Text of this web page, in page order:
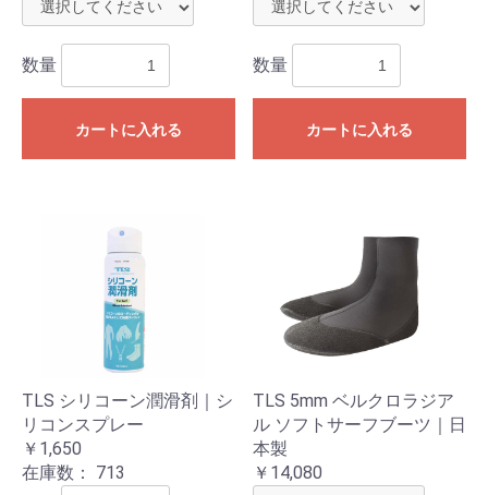
数量
カートに入れる
数量
カートに入れる
TLS シリコーン潤滑剤｜シ
リコンスプレー
￥1,650
在庫数： 713
TLS 5mm ベルクロラジア
ル ソフトサーフブーツ｜日
本製
￥14,080